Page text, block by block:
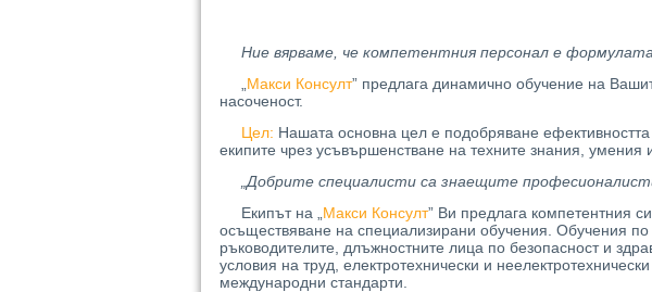
Ние вярваме, че компетентния персонал е формулата
Макси Консулт” предлага динамично обучение на
насоченост.
Цел: Нашата основна цел е подобряване
екипите чрез усъвършенстване на техните знания, умения
„Добрите специалисти са знаещите
Екипът на „ Макси Консулт” Ви предлага компетентния
осъществяване на специализирани обучения. Обучения
ръководителите, длъжностните лица по безопасност и
условия на труд, електротехнически и
международни стандарти.